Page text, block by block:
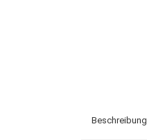
Beschreibung